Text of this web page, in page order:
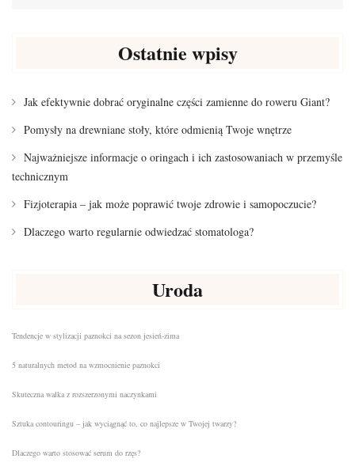
Ostatnie wpisy
Jak efektywnie dobrać oryginalne części zamienne do roweru Giant?
Pomysły na drewniane stoły, które odmienią Twoje wnętrze
Najważniejsze informacje o oringach i ich zastosowaniach w przemyśle
technicznym
Fizjoterapia – jak może poprawić twoje zdrowie i samopoczucie?
Dlaczego warto regularnie odwiedzać stomatologa?
Uroda
Tendencje w stylizacji paznokci na sezon jesień-zima
5 naturalnych metod na wzmocnienie paznokci
Skuteczna walka z rozszerzonymi naczynkami
Sztuka contouringu – jak wyciągnąć to, co najlepsze w Twojej twarzy?
Dlaczego warto stosować serum do rzęs?